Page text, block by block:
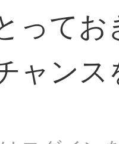
って
ャン